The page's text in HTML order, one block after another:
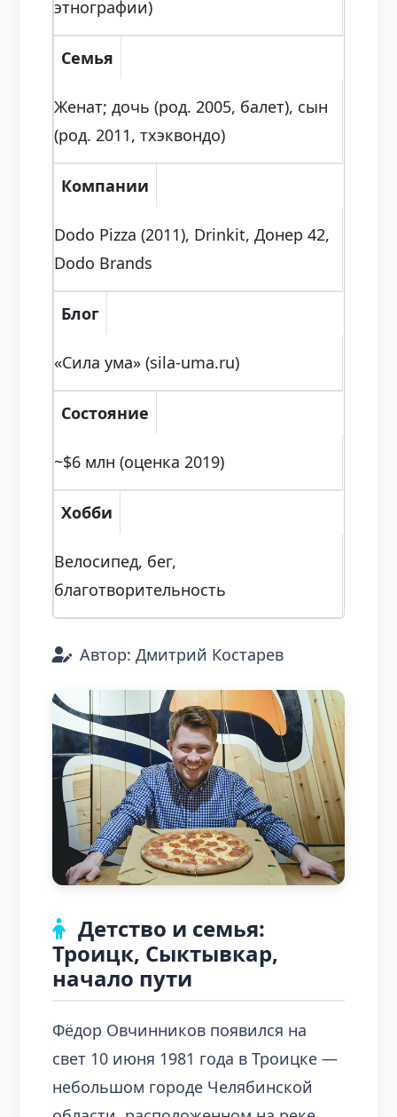
этнографии)
Семья
Женат; дочь (род. 2005, балет), сын
(род. 2011, тхэквондо)
Компании
Dodo Pizza (2011), Drinkit, Донер 42,
Dodo Brands
Блог
«Сила ума» (sila-uma.ru)
Состояние
~$6 млн (оценка 2019)
Хобби
Велосипед, бег,
благотворительность
Автор: Дмитрий Костарев
Детство и семья:
Троицк, Сыктывкар,
начало пути
Фёдор Овчинников появился на
свет 10 июня 1981 года в Троицке —
небольшом городе Челябинской